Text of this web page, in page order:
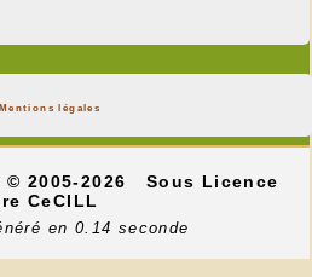
Mentions légales
© 2005-2026
Sous Licence
CeCILL
en 0.14 seconde